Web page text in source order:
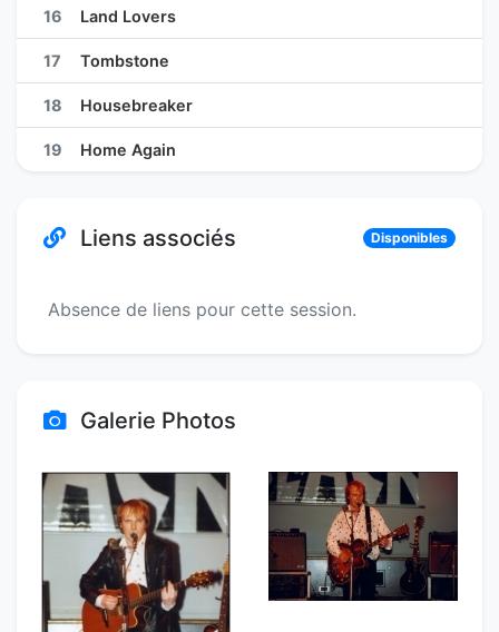
16 Land Lovers
17 Tombstone
18 Housebreaker
19 Home Again
Liens associés Disponibles
Absence de liens pour cette session.
Galerie Photos